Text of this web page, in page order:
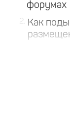
форумах
2
Как